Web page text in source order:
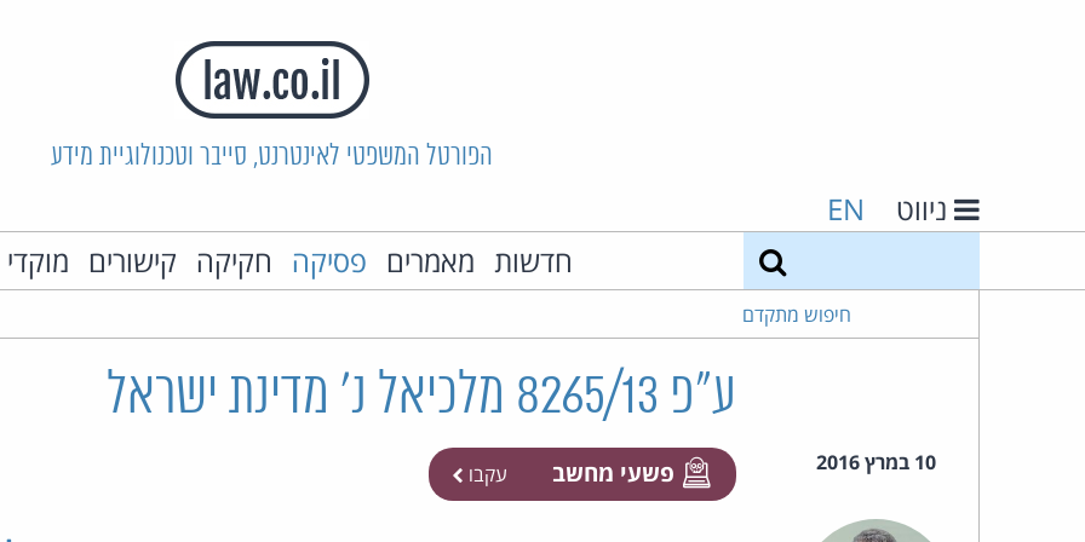
הפורטל המשפטי לאינטרנט, סייבר וטכנולוגיית מידע
ניווט EN
חדשות מאמרים פסיקה חקיקה קישורים
חיפוש מתקדם
ע"פ 8265/13 מלכיאל נ' מדינת ישראל
10 במרץ 2016 פשעי מחשב עקבו